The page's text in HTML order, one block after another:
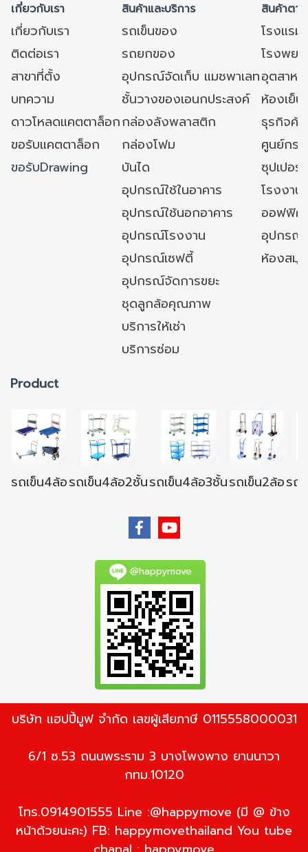
เกี่ยวกับเรา สินค้าและบริการ สินค้าตา
เกี่ยวกับเรา รถเข็นของ
โรงแร
ติดต่อเรา
รถยกของ
โรงพย
สาขาที่ตั้ง
อุปกรณ์จัดเก็บ แมชพาเลทอุตสาหก
บทความ
ชั้นวางของเอนกประสงค์
ห้องเย็
ดาวโหลดแคตตาล็อกกล่องลังพลาสติก
ธุรกิจค้
ขอรับแคตตาล็อก
กล่องโฟม
ศูนย์กร
ขอรับDrawing
บันได
ซุปเปอ
อุปกรณ์ใช้ในอาคาร
โรงงา
อุปกรณ์ใช้นอกอาคาร
ออฟฟิศ/
อุปกรณ์โรงงาน
อุปกรณ์
อุปกรณ์เซฟตี้
ห้องสมุ
อุปกรณ์จัดการขยะ
ชุดลูกล้อคุณภาพ
บริการให้เช่า
บริการซ่อม
Product
รถเข็น4ล้อรถเข็น4ล้อ2ชั้นรถเข็น4ล้อ3ชั้นรถเข็น2ล้อรถ
@happymove
บริษัท แฮปปี้มูฟ จำกัด เลขผู้เสียภาษี 0115558000031
6/1 ซ.53 ถนนพระราม 3 บางโพงพาง ยานนาวา
กทม.10120
โทร.0914901555 Line :@happymove (มี @ ข้าง
หน้าด้วยนะคะ) FB: happymovethailand You tube